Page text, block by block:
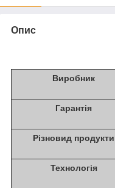
Опис
Виробник
Гарантія
Різновид продукти
Технологія